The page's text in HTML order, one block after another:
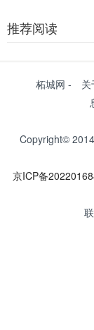
推荐阅读
柘城网 - 关
Copyright©
京ICP备